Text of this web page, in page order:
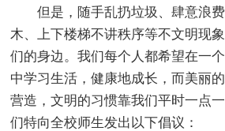
但是，随手乱扔垃圾、肆意浪
木、上下楼梯不讲秩序等不文明现
们的身边。我们每个人都希望在一
中学习生活，健康地成长，而美丽
营造，文明的习惯靠我们平时一点
们特向全校师生发出以下倡议：